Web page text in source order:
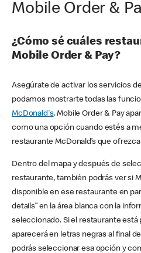
Mobile Order &
¿Cómo sé cuáles
Mobile Order & Pay?
Asegúrate de activar los servicios
podamos mostrarte todas las
McDonald's. Mobile Order & Pay
como una opción cuando estés a
restaurante McDonald’s que ofrezca
Dentro del mapa y después de
restaurante, también podrás ver si
disponible en ese restaurante en
details” en la área blanca con la
seleccionado. Si el restaurante está
aparecerá en letras negras al final
podrás seleccionar esa opción y